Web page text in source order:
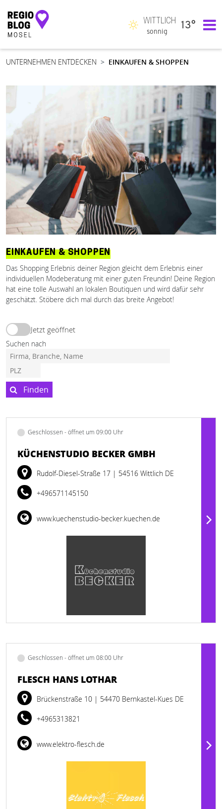
Hauptnavigation
WITTLICH
sonnig
13°
UNTERNEHMEN ENTDECKEN EINKAUFEN & SHOPPEN
EINKAUFEN & SHOPPEN
Das Shopping Erlebnis deiner Region gleicht dem Erlebnis einer
individuellen Modeberatung mit einer guten Freundin! Deine Region
hat eine tolle Auswahl an lokalen Boutiquen und wird dafür sehr
geschätzt. Stöbere dich mal durch das breite Angebot!
Jetzt geöffnet
Suchen nach
Finden
Geschlossen - öffnet um 09:00 Uhr
KÜCHENSTUDIO BECKER GMBH
Rudolf-Diesel-Straße 17 | 54516 Wittlich DE
+496571145150
www.kuechenstudio-becker.kuechen.de
Geschlossen - öffnet um 08:00 Uhr
FLESCH HANS LOTHAR
Brückenstraße 10 | 54470 Bernkastel-Kues DE
+4965313821
www.elektro-flesch.de